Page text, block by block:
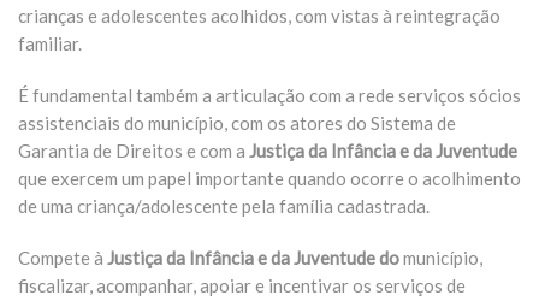
crianças e adolescentes acolhidos, com vistas à reintegração
familiar.
É fundamental também a articulação com a rede serviços sócios
assistenciais do município, com os atores do Sistema de
Garantia de Direitos e com a Justiça da Infância e da Juventude
que exercem um papel importante quando ocorre o acolhimento
de uma criança/adolescente pela família cadastrada.
Compete à Justiça da Infância e da Juventude domunicípio,
fiscalizar, acompanhar, apoiar e incentivar os serviços de